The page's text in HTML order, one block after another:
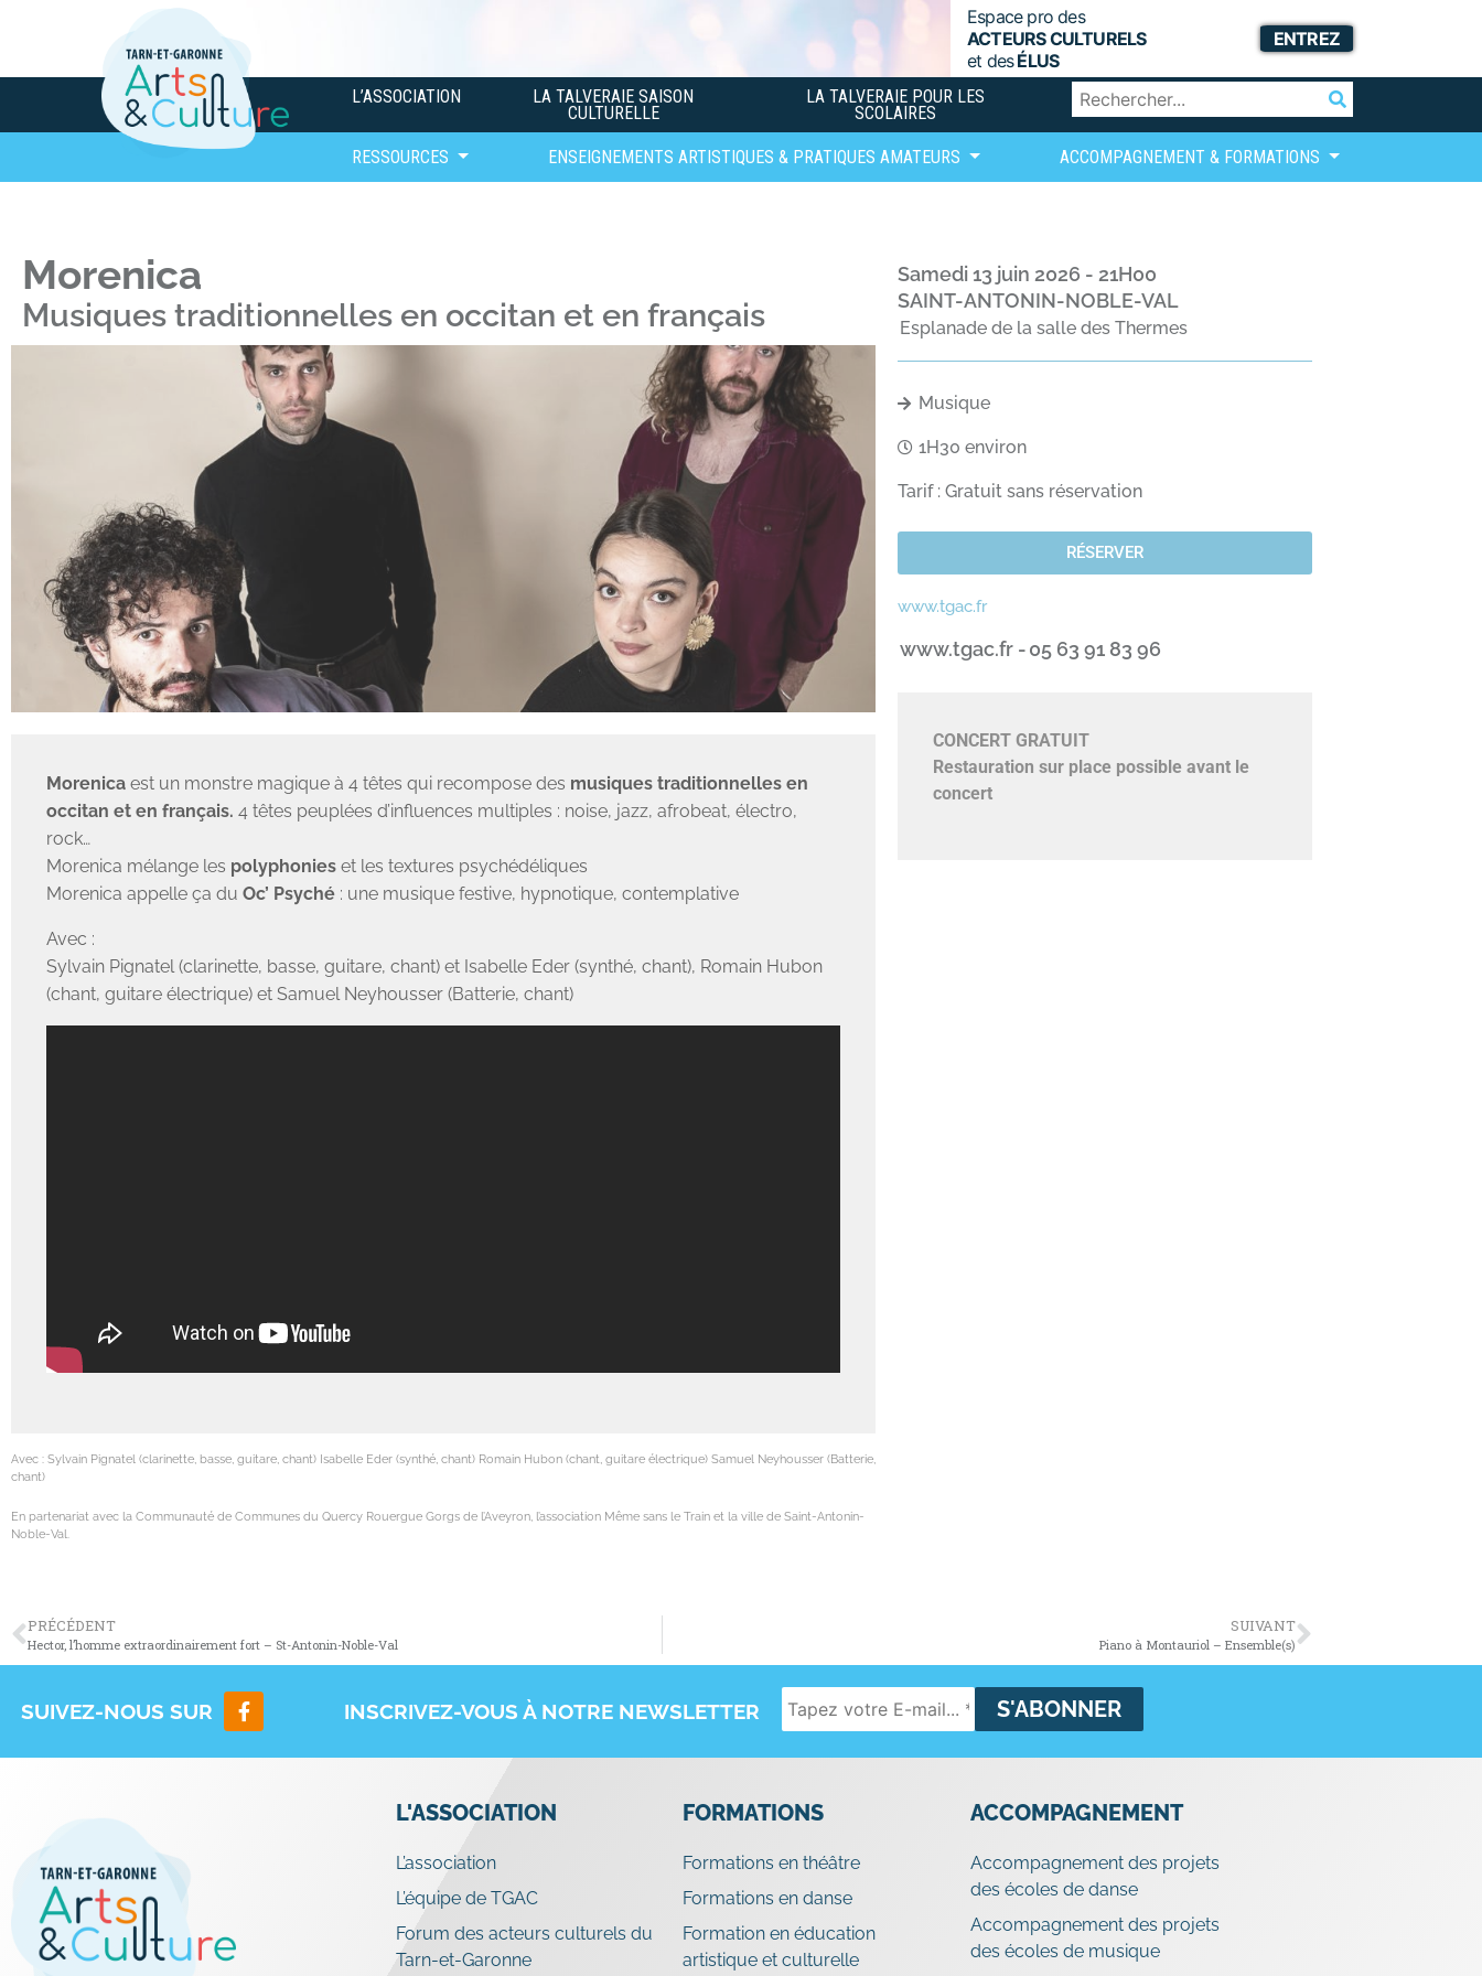
Espace pro des
ACTEURS CULTURELS
et desÉLUS
ENTREZ
L’ASSOCIATION LA TALVERAIE SAISON
CULTURELLE
LA TALVERAIE POUR LES
SCOLAIRES
RESSOURCES ENSEIGNEMENTS ARTISTIQUES & PRATIQUES AMATEURS ACCOMPAGNEMENT & FORMATIONS
Morenica
Musiques traditionnelles en occitan et en français
Morenica est un monstre magique à 4 têtes qui recompose des musiques traditionnelles en
occitan et en français. 4 têtes peuplées d’influences multiples : noise, jazz, afrobeat, électro,
rock…
Morenica mélange les polyphonies et les textures psychédéliques
Morenica appelle ça du Oc’ Psyché : une musique festive, hypnotique, contemplative
Avec :
Sylvain Pignatel (clarinette, basse, guitare, chant) et Isabelle Eder (synthé, chant), Romain Hubon
(chant, guitare électrique) et Samuel Neyhousser (Batterie, chant)
Avec : Sylvain Pignatel (clarinette, basse, guitare, chant) Isabelle Eder (synthé, chant) Romain Hubon (chant, guitare électrique) Samuel Neyhousser (Batterie,
chant)
En partenariat avec la Communauté de Communes du Quercy Rouergue Gorgs de l’Aveyron, l’association Même sans le Train et la ville de Saint-Antonin-
Noble-Val.
samedi 13 juin 2026 - 21H00
SAINT-ANTONIN-NOBLE-VAL
Esplanade de la salle des Thermes
Musique
1H30 environ
Tarif : Gratuit sans réservation
RÉSERVER
www.tgac.fr
www.tgac.fr -05 63 91 83 96
CONCERT GRATUIT
Restauration sur place possible avant le
concert
PRÉCÉDENT
Hector, l’homme extraordinairement fort – St-Antonin-Noble-Val
SUIVANT
Piano à Montauriol – Ensemble(s)
SUIVEZ-NOUS SUR INSCRIVEZ-VOUS À NOTRE NEWSLETTER
L'ASSOCIATION
L’association
L’équipe de TGAC
Forum des acteurs culturels du
Tarn-et-Garonne
FORMATIONS
Formations en théâtre
Formations en danse
Formation en éducation
artistique et culturelle
ACCOMPAGNEMENT
Accompagnement des projets
des écoles de danse
Accompagnement des projets
des écoles de musique